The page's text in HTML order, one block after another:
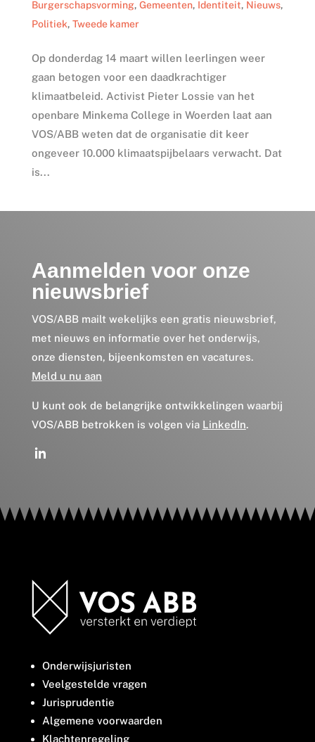
Burgerschapsvorming, Gemeenten, Identiteit, Nieuws,
Politiek, Tweede kamer
Op donderdag 14 maart willen leerlingen weer
gaan betogen voor een daadkrachtiger
klimaatbeleid. Activist Pieter Lossie van het
openbare Minkema College in Woerden laat aan
VOS/ABB weten dat de organisatie dit keer
ongeveer 10.000 klimaatspijbelaars verwacht. Dat
is...
Aanmelden voor onze
nieuwsbrief
VOS/ABB mailt wekelijks een gratis nieuwsbrief,
met nieuws en informatie over het onderwijs,
onze diensten, bijeenkomsten en vacatures.
Meld u nu aan
U kunt ook de belangrijke ontwikkelingen waarbij
VOS/ABB betrokken is volgen via LinkedIn.
Onderwijsjuristen
Veelgestelde vragen
Jurisprudentie
Algemene voorwaarden
Klachtenregeling